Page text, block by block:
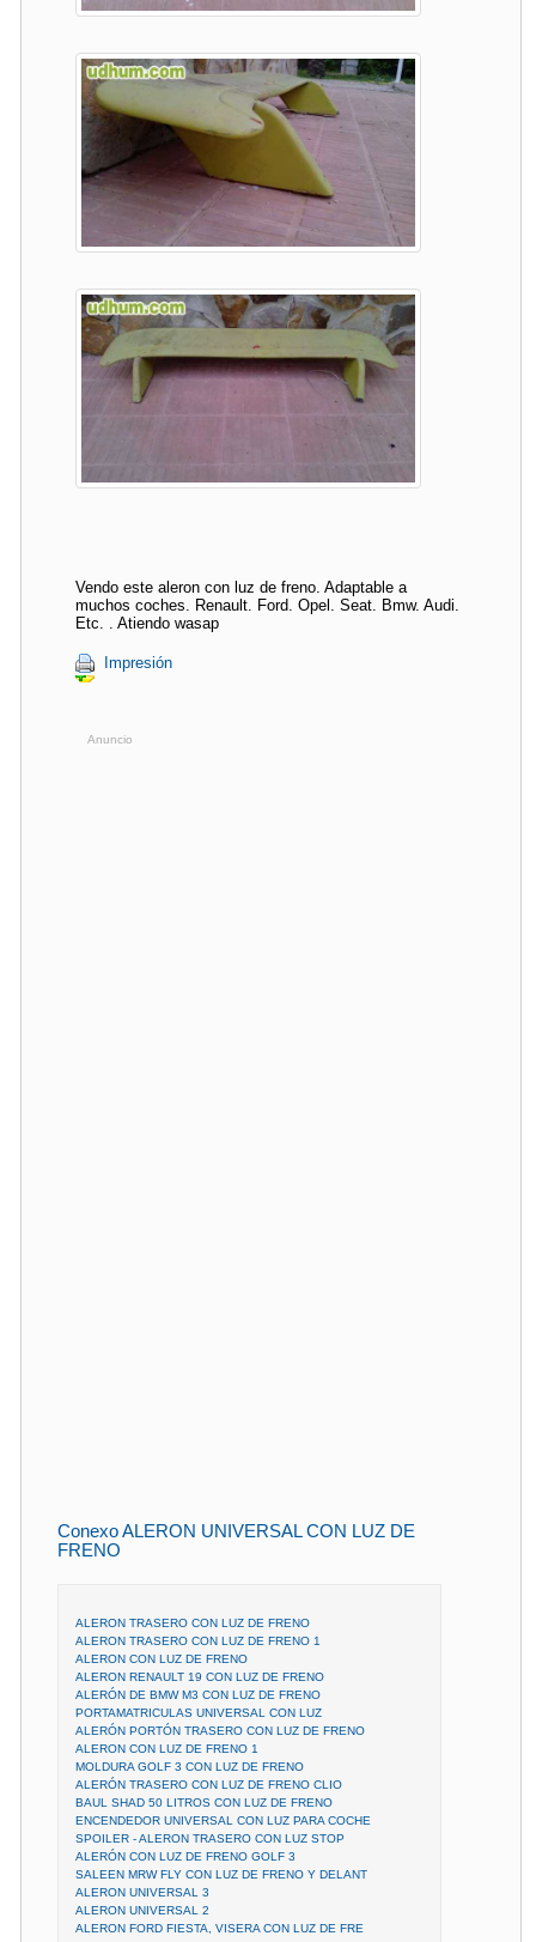
Vendo este aleron con luz de freno. Adaptable a
muchos coches. Renault. Ford. Opel. Seat. Bmw. Audi.
Etc. . Atiendo wasap
Impresión
Anuncio
Conexo ALERON UNIVERSAL CON LUZ DE
FRENO
ALERON TRASERO CON LUZ DE FRENO
ALERON TRASERO CON LUZ DE FRENO 1
ALERON CON LUZ DE FRENO
ALERON RENAULT 19 CON LUZ DE FRENO
ALERÓN DE BMW M3 CON LUZ DE FRENO
PORTAMATRICULAS UNIVERSAL CON LUZ
ALERÓN PORTÓN TRASERO CON LUZ DE FRENO
ALERON CON LUZ DE FRENO 1
MOLDURA GOLF 3 CON LUZ DE FRENO
ALERÓN TRASERO CON LUZ DE FRENO CLIO
BAUL SHAD 50 LITROS CON LUZ DE FRENO
ENCENDEDOR UNIVERSAL CON LUZ PARA COCHE
SPOILER - ALERON TRASERO CON LUZ STOP
ALERÓN CON LUZ DE FRENO GOLF 3
SALEEN MRW FLY CON LUZ DE FRENO Y DELANT
ALERON UNIVERSAL 3
ALERON UNIVERSAL 2
ALERON FORD FIESTA, VISERA CON LUZ DE FRE